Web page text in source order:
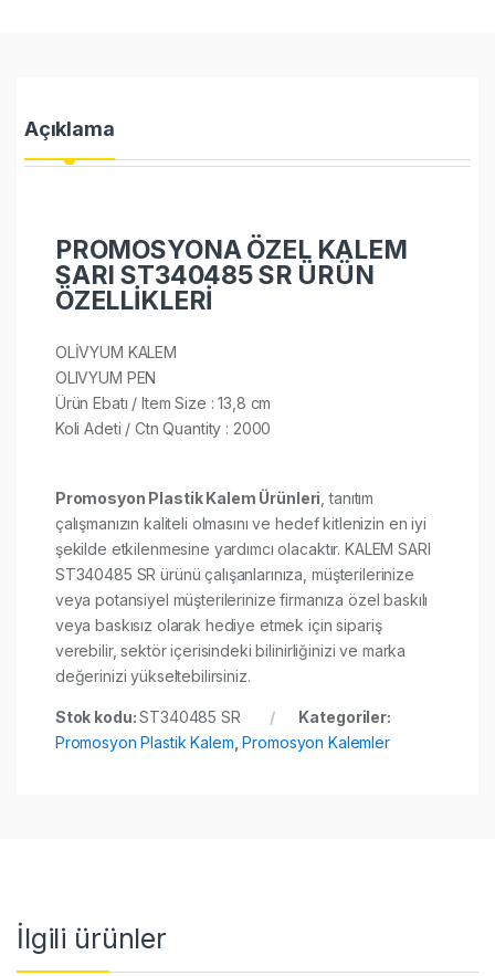
Açıklama
PROMOSYONA ÖZEL KALEM
SARI ST340485 SR ÜRÜN
ÖZELLİKLERİ
OLİVYUM KALEM
OLIVYUM PEN
Ürün Ebatı / Item Size : 13,8 cm
Koli Adeti / Ctn Quantity : 2000​
Promosyon Plastik Kalem Ürünleri , tanıtım
çalışmanızın kaliteli olmasını ve hedef kitlenizin en iyi
şekilde etkilenmesine yardımcı olacaktır. KALEM SARI
ST340485 SR ürünü çalışanlarınıza, müşterilerinize
veya potansiyel müşterilerinize firmanıza özel baskılı
veya baskısız olarak hediye etmek için sipariş
verebilir, sektör içerisindeki bilinirliğinizi ve marka
değerinizi yükseltebilirsiniz.
Stok kodu:ST340485 SR
Kategoriler:
Promosyon Plastik Kalem ,Promosyon Kalemler
İlgili ürünler